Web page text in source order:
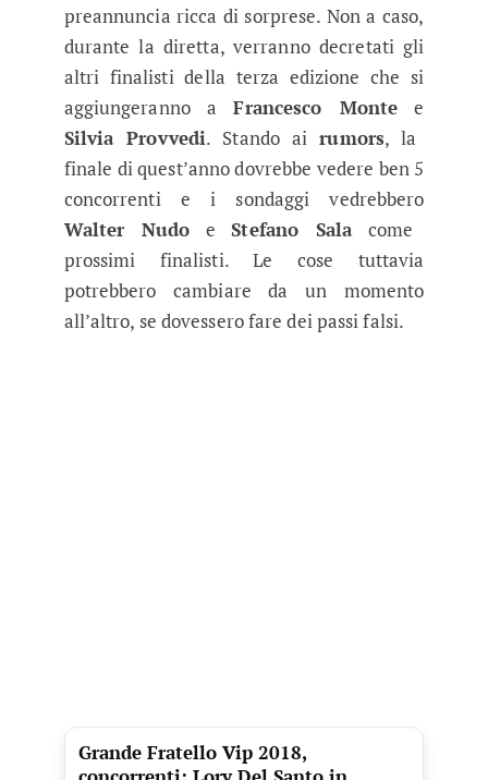
preannuncia ricca di sorprese. Non a caso,
durante la diretta, verranno decretati gli
altri finalisti della terza edizione che si
aggiungeranno aFrancesco Monte e
Silvia Provvedi. Stando airumors, la
finale di quest’anno dovrebbe vedere ben 5
concorrenti e i sondaggi vedrebbero
Walter Nudo eStefano Salacome
prossimi finalisti. Le cose tuttavia
potrebbero cambiare da un momento
all’altro, se dovessero fare dei passi falsi.
Grande Fratello Vip 2018,